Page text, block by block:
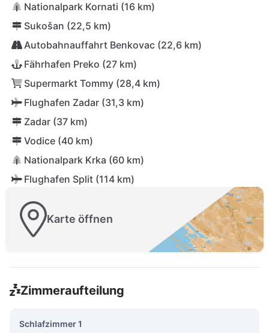
Nationalpark Kornati (16 km)
Sukošan (22,5 km)
Autobahnauffahrt Benkovac (22,6 km)
Fährhafen Preko (27 km)
Supermarkt Tommy (28,4 km)
Flughafen Zadar (31,3 km)
Zadar (37 km)
Vodice (40 km)
Nationalpark Krka (60 km)
Flughafen Split (114 km)
Karte öffnen
Zimmeraufteilung
Schlafzimmer 1